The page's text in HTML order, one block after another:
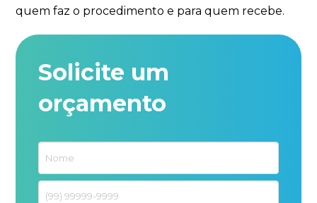
quem faz o procedimento e para quem recebe.
Solicite um
orçamento